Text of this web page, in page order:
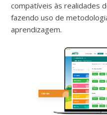
compatíveis às realidades
fazendo uso de
aprendizagem.